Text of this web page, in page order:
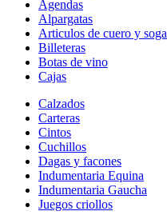
Agendas
Alpargatas
Articulos de cuero y soga
Billeteras
Botas de vino
Cajas
Calzados
Carteras
Cintos
Cuchillos
Dagas y facones
Indumentaria Equina
Indumentaria Gaucha
Juegos criollos